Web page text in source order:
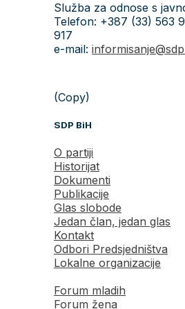
Služba za odnose s
Telefon: +387 (33) 563
917
e-mail:
(Copy)
SDP BiH
O partiji
Historijat
Dokumenti
Publikacije
Glas slobode
Jedan član, jedan glas
Kontakt
Odbori Predsjedništva
Lokalne organizacije
Forum mladih
Forum žena